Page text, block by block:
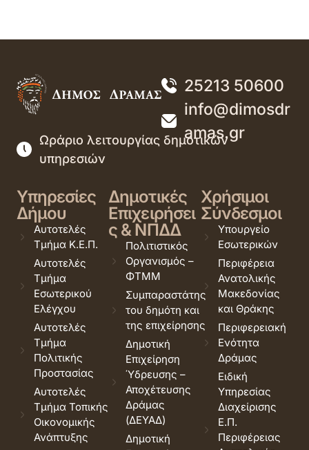
25213 50600
info@dimosdr
amas.gr
Ωράριο λειτουργίας δημοτικών
υπηρεσιών
Υπηρεσίες
Δήμου
Αυτοτελές
Τμήμα Κ.Ε.Π.
Αυτοτελές
Τμήμα
Εσωτερικού
Ελέγχου
Αυτοτελές
Τμήμα
Πολιτικής
Προστασίας
Αυτοτελές
Τμήμα Τοπικής
Οικονομικής
Ανάπτυξης
Δημοτικές
Επιχειρήσει
ς & ΝΠΔΔ
Πολιτιστικός
Οργανισμός –
ΦΤΜΜ
Συμπαραστάτης
του δημότη και
της επιχείρησης
Δημοτική
Επιχείρηση
Ύδρευσης –
Αποχέτευσης
Δράμας
(ΔΕΥΑΔ)
Δημοτική
Χρήσιμοι
Σύνδεσμοι
Υπουργείο
Εσωτερικών
Περιφέρεια
Ανατολικής
Μακεδονίας
και Θράκης
Περιφερειακή
Ενότητα
Δράμας
Ειδική
Υπηρεσίας
Διαχείρισης
Ε.Π.
Περιφέρειας